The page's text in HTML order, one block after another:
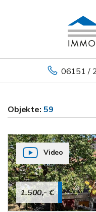
06151 /
Objekte: 59
1.500,- €
Video